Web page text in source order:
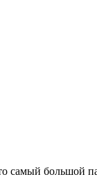
самый большой п